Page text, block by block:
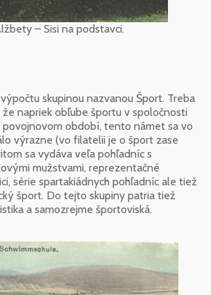
– Sisi na podstavci.
skupinou nazvanou Šport. Treba
že napriek obľube športu v spoločnosti
období, tento námet sa vo
výrazne (vo filatelii je o šport zase
sa vydáva veľa pohľadníc s
mužstvami, reprezentačné
série spartakiádnych pohľadníc ale tiež
šport. Do tejto skupiny patria tiež
a samozrejme športoviská.